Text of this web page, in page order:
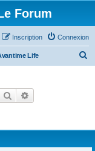
Forum
Connexion
Inscription
Life
Rechercher